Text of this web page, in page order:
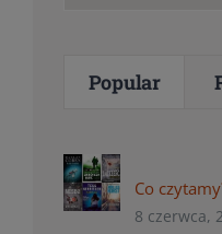
Popular
Co
8 czerwca,